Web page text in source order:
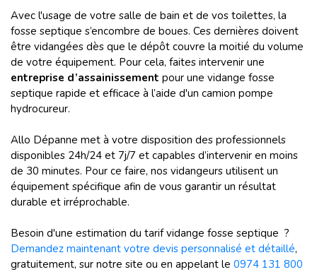
Avec l'usage de votre salle de bain et de vos toilettes, la
fosse septique s’encombre de boues. Ces dernières doivent
être vidangées dès que le dépôt couvre la moitié du volume
de votre équipement. Pour cela, faites intervenir une
entreprise d’assainissement pour une vidange fosse
septique rapide et efficace à l’aide d'un camion pompe
hydrocureur.
Allo Dépanne met à votre disposition des professionnels
disponibles 24h/24 et 7j/7 et capables d’intervenir en moins
de 30 minutes. Pour ce faire, nos vidangeurs utilisent un
équipement spécifique afin de vous garantir un résultat
durable et irréprochable.
Besoin d'une estimation du tarif vidange fosse septique ?
Demandez maintenant votre devis personnalisé et détaillé,
gratuitement, sur notre site ou en appelant le 0974 131 800